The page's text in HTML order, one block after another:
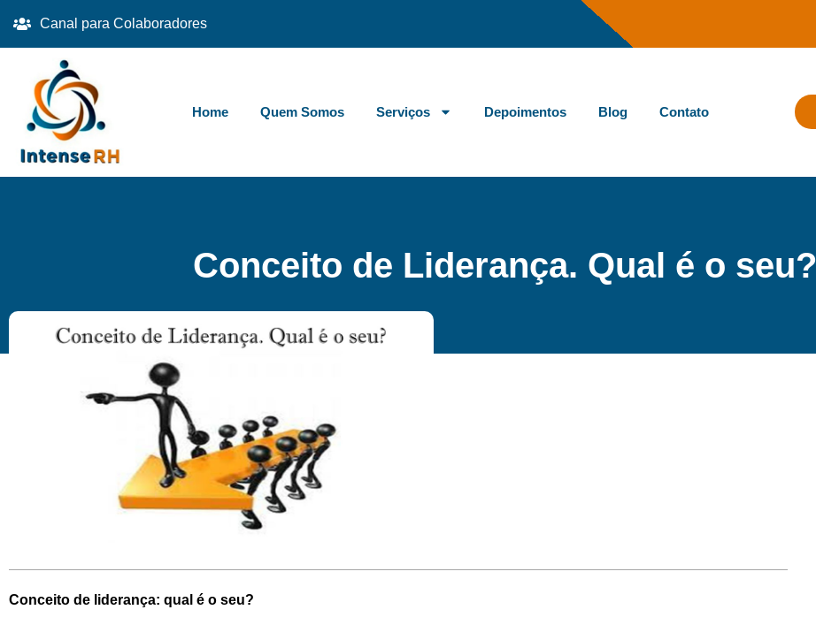
Canal para Colaboradores
Home Quem Somos Serviços Depoimentos Blog Contato
Conceito de Liderança. Qual é o seu?
Conceito de liderança: qual é o seu?